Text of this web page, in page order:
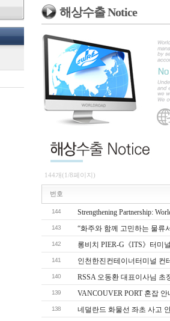
해상수출 Notice
144개(1/8페이지)
번호
144 Strengthening Partnership:
143 “화주와 함께 고민하는 물류
142 롱비치 PIER-G《ITS》터미
141 인천한진컨테이너터미널 컨
140 RSSA 오동환 대표이사님 초
139 VANCOUVER PORT 혼잡 안
138 네덜란드 화물선 좌초 사고